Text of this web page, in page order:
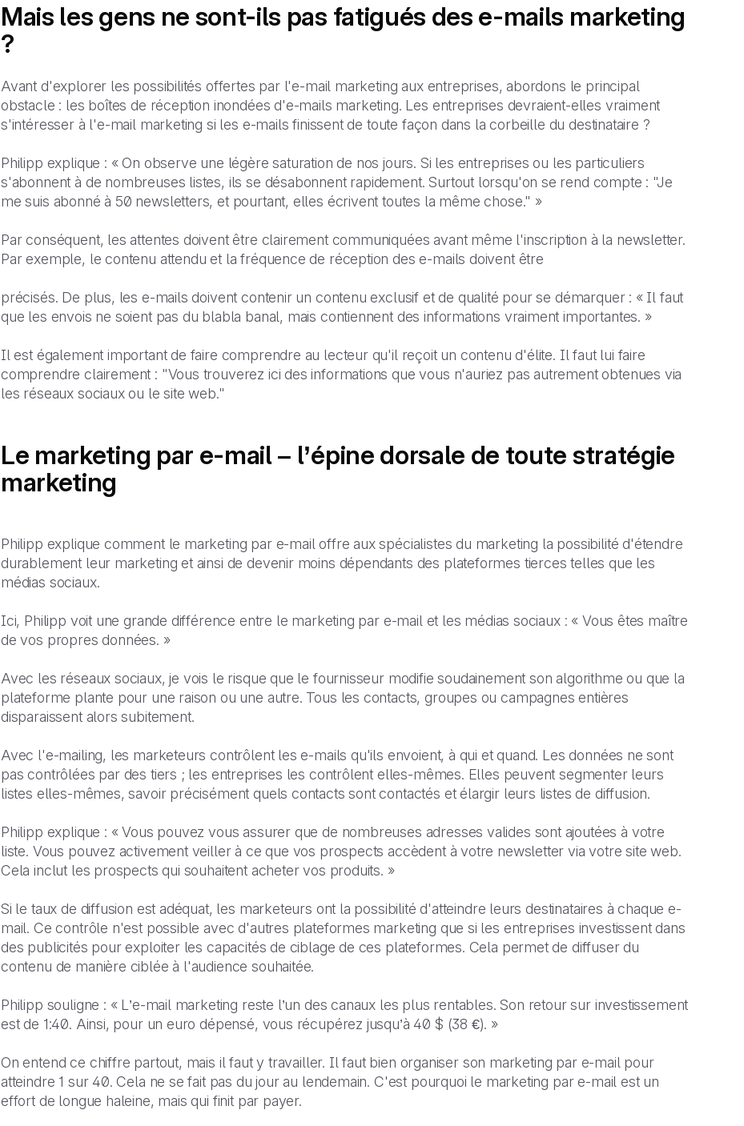
Mais les gens ne sont-ils pas fatigués des e-mails marketing
?
Avant d'explorer les possibilités offertes par l'e-mail marketing aux entreprises, abordons le principal
obstacle : les boîtes de réception inondées d'e-mails marketing. Les entreprises devraient-elles vraiment
s'intéresser à l'e-mail marketing si les e-mails finissent de toute façon dans la corbeille du destinataire ?
Philipp explique : « On observe une légère saturation de nos jours. Si les entreprises ou les particuliers
s'abonnent à de nombreuses listes, ils se désabonnent rapidement. Surtout lorsqu'on se rend compte : "Je
me suis abonné à 50 newsletters, et pourtant, elles écrivent toutes la même chose." »
Par conséquent, les attentes doivent être clairement communiquées avant même l'inscription à la newsletter.
Par exemple, le contenu attendu et la fréquence de réception des e-mails doivent être
précisés. De plus, les e-mails doivent contenir un contenu exclusif et de qualité pour se démarquer : « Il faut
que les envois ne soient pas du blabla banal, mais contiennent des informations vraiment importantes. »
Il est également important de faire comprendre au lecteur qu'il reçoit un contenu d'élite. Il faut lui faire
comprendre clairement : "Vous trouverez ici des informations que vous n'auriez pas autrement obtenues via
les réseaux sociaux ou le site web."
Le marketing par e-mail – l’épine dorsale de toute stratégie
marketing
Philipp explique comment le marketing par e-mail offre aux spécialistes du marketing la possibilité d'étendre
durablement leur marketing et ainsi de devenir moins dépendants des plateformes tierces telles que les
médias sociaux.
Ici, Philipp voit une grande différence entre le marketing par e-mail et les médias sociaux : « Vous êtes maître
de vos propres données. »
Avec les réseaux sociaux, je vois le risque que le fournisseur modifie soudainement son algorithme ou que la
plateforme plante pour une raison ou une autre. Tous les contacts, groupes ou campagnes entières
disparaissent alors subitement.
Avec l'e-mailing, les marketeurs contrôlent les e-mails qu'ils envoient, à qui et quand. Les données ne sont
pas contrôlées par des tiers ; les entreprises les contrôlent elles-mêmes. Elles peuvent segmenter leurs
listes elles-mêmes, savoir précisément quels contacts sont contactés et élargir leurs listes de diffusion.
Philipp explique : « Vous pouvez vous assurer que de nombreuses adresses valides sont ajoutées à votre
liste. Vous pouvez activement veiller à ce que vos prospects accèdent à votre newsletter via votre site web.
Cela inclut les prospects qui souhaitent acheter vos produits. »
Si le taux de diffusion est adéquat, les marketeurs ont la possibilité d'atteindre leurs destinataires à chaque e-
mail. Ce contrôle n'est possible avec d'autres plateformes marketing que si les entreprises investissent dans
des publicités pour exploiter les capacités de ciblage de ces plateformes. Cela permet de diffuser du
contenu de manière ciblée à l'audience souhaitée.
Philipp souligne : « L’e-mail marketing reste l’un des canaux les plus rentables. Son retour sur investissement
est de 1:40. Ainsi, pour un euro dépensé, vous récupérez jusqu’à 40 $ (38 €). »
On entend ce chiffre partout, mais il faut y travailler. Il faut bien organiser son marketing par e-mail pour
atteindre 1 sur 40. Cela ne se fait pas du jour au lendemain. C'est pourquoi le marketing par e-mail est un
effort de longue haleine, mais qui finit par payer.